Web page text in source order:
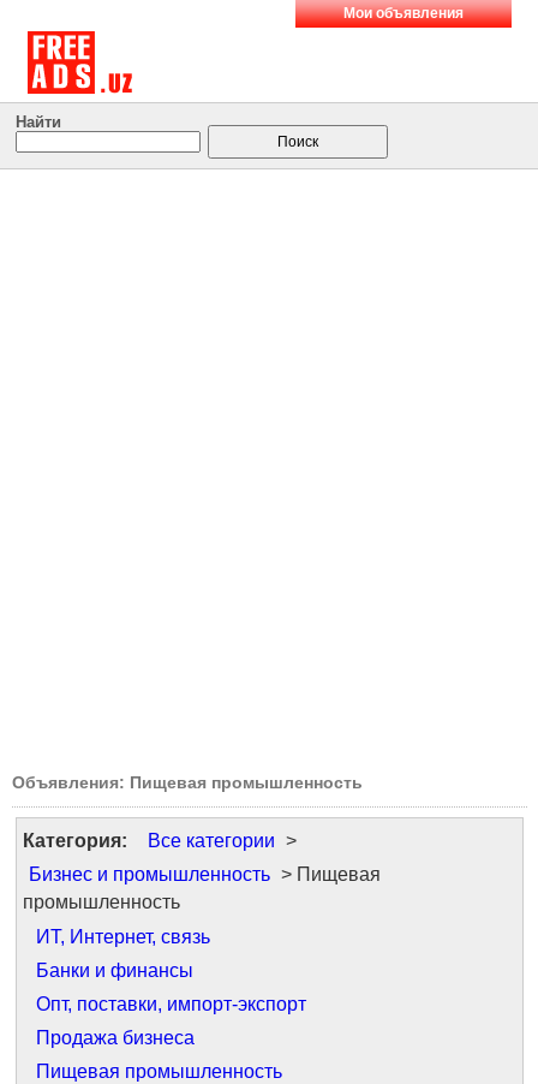
Мои объявления
Найти
Объявления: Пищевая промышленность
Категория: Все категории >
Бизнес и промышленность > Пищевая
промышленность
ИТ, Интернет, связь
Банки и финансы
Опт, поставки, импорт-экспорт
Продажа бизнеса
Пищевая промышленность